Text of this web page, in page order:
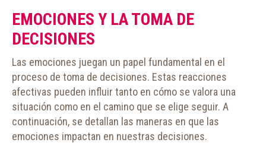
EMOCIONES Y LA TOMA DE
DECISIONES
Las emociones juegan un papel fundamental en el
proceso de toma de decisiones. Estas reacciones
afectivas pueden influir tanto en cómo se valora una
situación como en el camino que se elige seguir. A
continuación, se detallan las maneras en que las
emociones impactan en nuestras decisiones.